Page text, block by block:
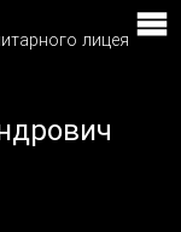
лицея